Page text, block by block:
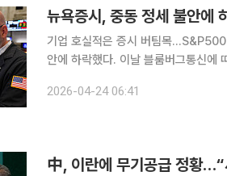
뉴욕증시, 중동 정세 불안
기업 호실적은 증시 버팀목…S&P500 80% 예상치 상회 뉴욕증
안에 하락했다. 이날 블룸버그통신에 따르면 뉴욕증시에서 다우지수는 전장보다 179.71포인트
밀린 7108.40에, 기술주 중심의 나스
2026-04-24 06:41
中, 이란에 무기공급 정황